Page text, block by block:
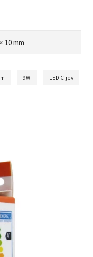
10 mm
9W LED Cijev